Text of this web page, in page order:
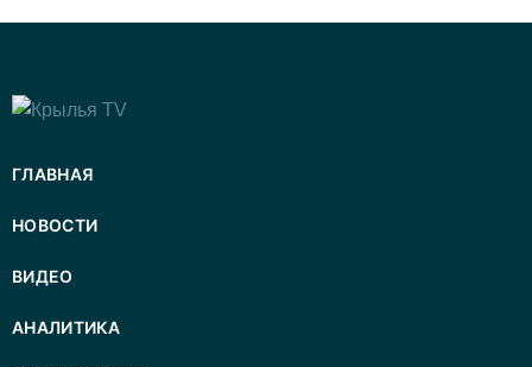
ГЛАВНАЯ
НОВОСТИ
ВИДЕО
АНАЛИТИКА